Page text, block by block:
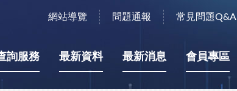
網站導覽 問題通報 常見問題Q&A
詢服務 最新資料 最新消息 會員專區